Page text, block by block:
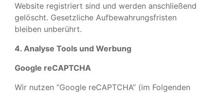
Website registriert sind und werden anschließend
gelöscht. Gesetzliche Aufbewahrungsfristen
bleiben unberührt.
4. Analyse Tools und Werbung
Google reCAPTCHA
Wir nutzen “Google reCAPTCHA” (im Folgenden